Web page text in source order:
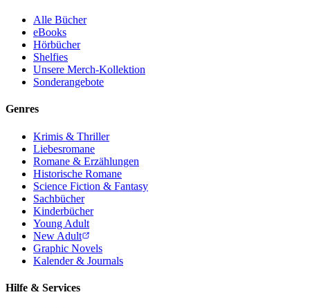
Alle Bücher
eBooks
Hörbücher
Shelfies
Unsere Merch-Kollektion
Sonderangebote
Genres
Krimis & Thriller
Liebesromane
Romane & Erzählungen
Historische Romane
Science Fiction & Fantasy
Sachbücher
Kinderbücher
Young Adult
New Adult
Graphic Novels
Kalender & Journals
Hilfe & Services